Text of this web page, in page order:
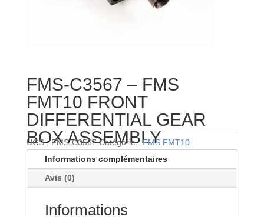
FMS-C3567 – FMS
FMT10 FRONT
DIFFERENTIAL GEAR
BOX ASSEMBLY
UGS :FMS-C3567 Catégorie :FMS FMT10
Informations complémentaires
Avis (0)
Informations